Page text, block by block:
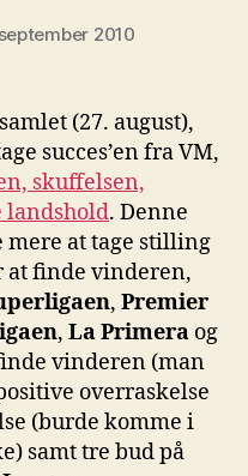
2010
(27. august),
succes’en fra VM,
skuffelsen,
landshold. Denne
mere at tage stilling
at finde vinderen,
, Premier
, La Primera og
vinderen (man
overraskelse
(burde komme i
samt tre bud på